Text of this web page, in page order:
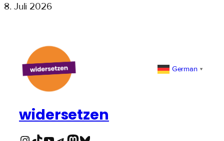
8. Juli 2026
German ▼
widersetzen